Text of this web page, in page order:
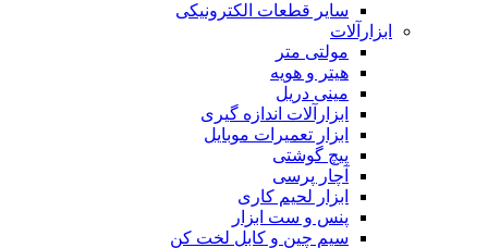
سایر قطعات الکترونیکی
ابزارآلات
مولتی متر
هیتر و هویه
مینی دریل
ابزارآلات اندازه گیری
ابزار تعمیرات موبایل
پیچ گوشتی
آچار پرسی
ابزار لحیم کاری
پنس و ست ابزار
سیم چین و کابل لخت کن